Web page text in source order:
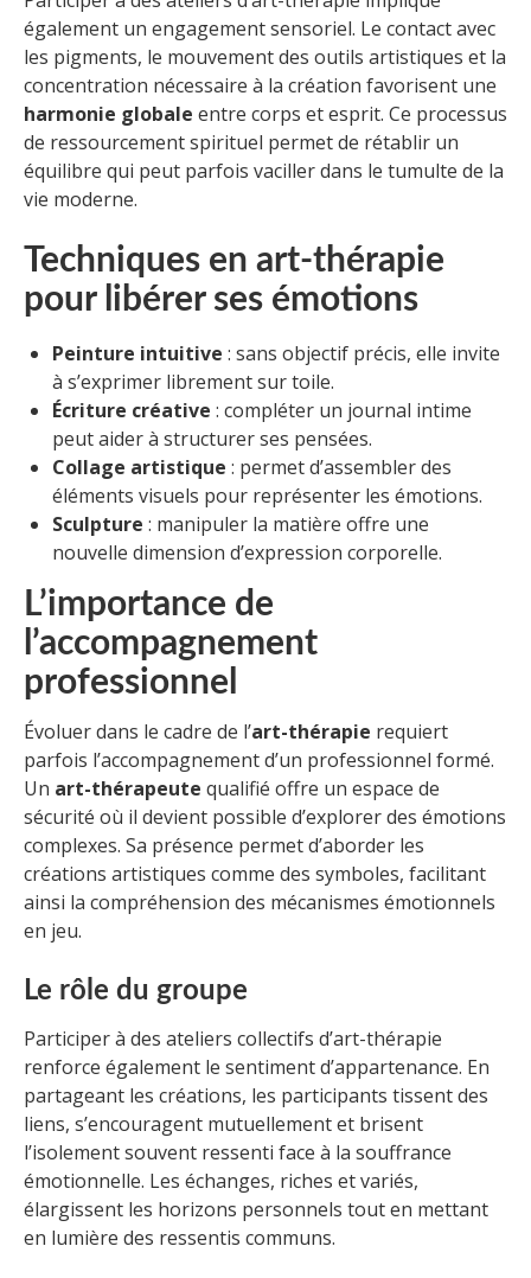
également un engagement sensoriel. Le contact avec
les pigments, le mouvement des outils artistiques et la
concentration nécessaire à la création favorisent une
harmonie globale entre corps et esprit. Ce processus
de ressourcement spirituel permet de rétablir un
équilibre qui peut parfois vaciller dans le tumulte de la
vie moderne.
Techniques en art-thérapie
pour libérer ses émotions
Peinture intuitive : sans objectif précis, elle invite
à s’exprimer librement sur toile.
Écriture créative : compléter un journal intime
peut aider à structurer ses pensées.
Collage artistique : permet d’assembler des
éléments visuels pour représenter les émotions.
Sculpture : manipuler la matière offre une
nouvelle dimension d’expression corporelle.
L’importance de
l’accompagnement
professionnel
Évoluer dans le cadre de l’art-thérapie requiert
parfois l’accompagnement d’un professionnel formé.
Un art-thérapeute qualifié offre un espace de
sécurité où il devient possible d’explorer des émotions
complexes. Sa présence permet d’aborder les
créations artistiques comme des symboles, facilitant
ainsi la compréhension des mécanismes émotionnels
en jeu.
Le rôle du groupe
Participer à des ateliers collectifs d’art-thérapie
renforce également le sentiment d’appartenance. En
partageant les créations, les participants tissent des
liens, s’encouragent mutuellement et brisent
l’isolement souvent ressenti face à la souffrance
émotionnelle. Les échanges, riches et variés,
élargissent les horizons personnels tout en mettant
en lumière des ressentis communs.